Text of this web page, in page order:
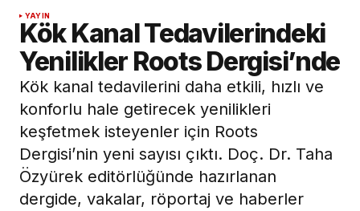
YAYIN
Kök Kanal Tedavilerindeki
Yenilikler Roots Dergisi’nde
Kök kanal tedavilerini daha etkili, hızlı ve
konforlu hale getirecek yenilikleri
keşfetmek isteyenler için Roots
Dergisi’nin yeni sayısı çıktı. Doç. Dr. Taha
Özyürek editörlüğünde hazırlanan
dergide, vakalar, röportaj ve haberler